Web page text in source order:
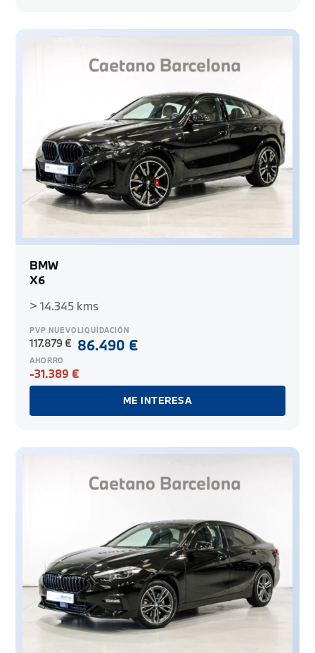
BMW
X6
> 14.345 kms
PVP NUEVO
117.879 €
LIQUIDACIÓN
86.490 €
AHORRO
-31.389 €
ME INTERESA